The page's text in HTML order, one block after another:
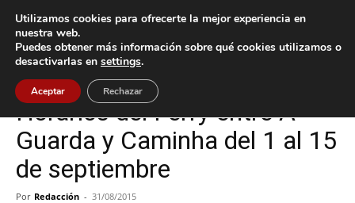
Inicio A Guarda
A Guarda
Horarios del Ferry entre A
Guarda y Caminha del 1 al 15
de septiembre
Por Redacción - 31/08/2015
Utilizamos cookies para ofrecerte la mejor experiencia en
nuestra web.
Puedes obtener más información sobre qué cookies utilizamos o
desactivarlas en settings.
Aceptar Rechazar